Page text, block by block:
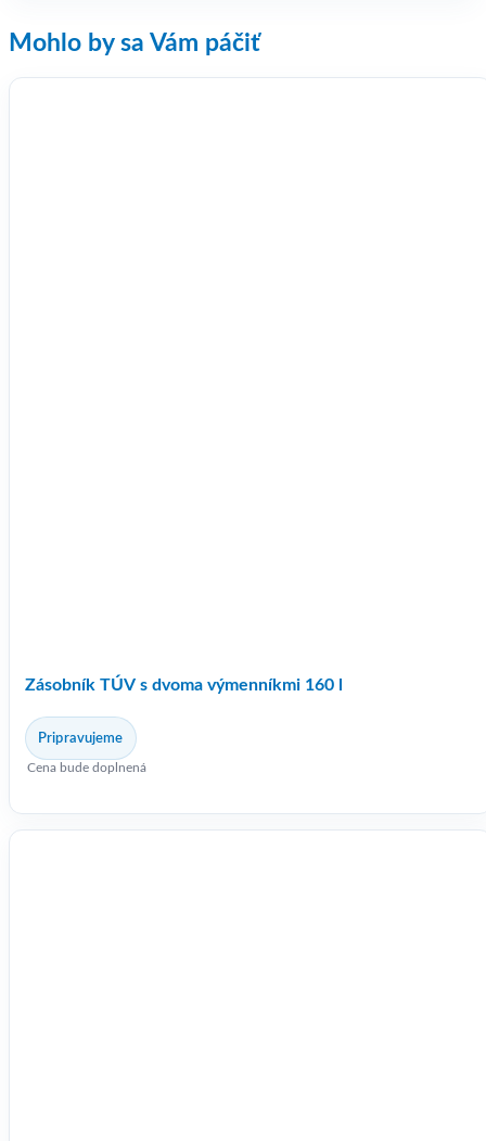
Mohlo by sa Vám páčiť
Zásobník TÚV s dvoma výmenníkmi 160 l
Pripravujeme
Cena bude doplnená